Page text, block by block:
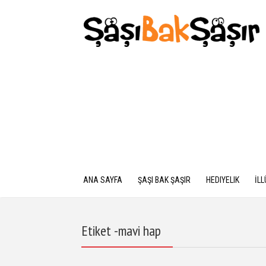
ANA SAYFA ŞAŞI BAK ŞAŞIR HEDIYELIK
Etiket -mavi hap